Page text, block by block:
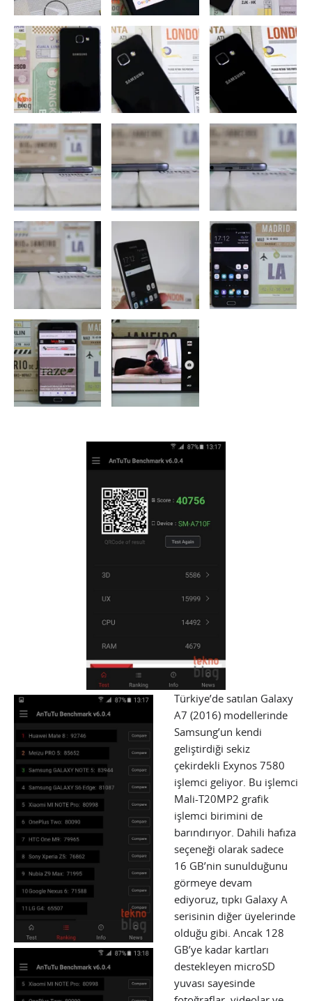
Türkiye’de satılan Galaxy
A7 (2016) modellerinde
Samsung’un kendi
geliştirdiği sekiz
çekirdekli Exynos 7580
işlemci geliyor. Bu işlemci
Mali-T20MP2 grafik
işlemci birimini de
barındırıyor. Dahili hafıza
seçeneği olarak sadece
16 GB’nin sunulduğunu
görmeye devam
ediyoruz, tıpkı Galaxy A
serisinin diğer üyelerinde
olduğu gibi. Ancak 128
GB’ye kadar kartları
destekleyen microSD
yuvası sayesinde